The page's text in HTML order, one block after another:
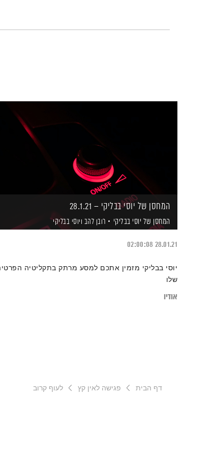
המחסן של יוסי בבליקי – 28.1.21
המחסן של יוסי בבליקי רובן להב ויוסי בבליקי
28.01.21
02:00:08
יוסי בבליקי מזמין אתכם למסע מרתק בתקליטיה
שלו
אודיו
דף הבית פגישה לאין קץ לעוף קרוב